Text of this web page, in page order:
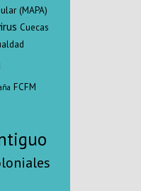
(MAPA)
Cuecas
FCFM